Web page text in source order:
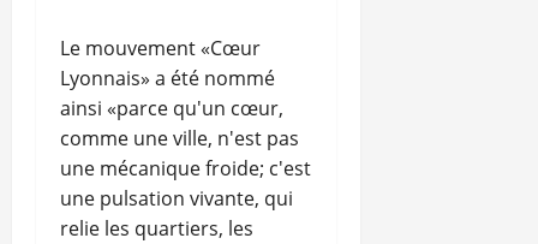
Le mouvement «Cœur
Lyonnais» a été nommé
ainsi «parce qu'un cœur,
comme une ville, n'est pas
une mécanique froide; c'est
une pulsation vivante, qui
relie les quartiers, les